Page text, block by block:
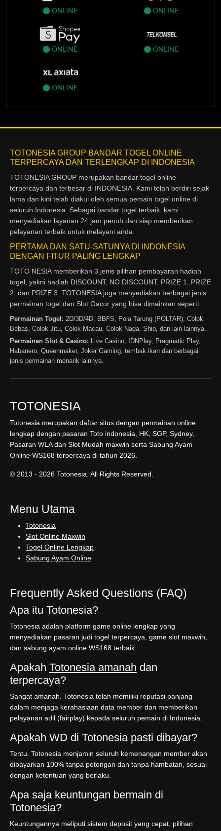
ONLINE ONLINE
ONLINE ONLINE
ONLINE
TOTONESIA GROUP BANDAR TOGEL ONLINE
TERPERCAYA DAN TERLENGKAP DI INDONESIA
TOTONESIA GROUP merupakan bandar togel online
terpercaya dan terbesar di INDONESIA. Kami telah berdiri sejak
lama dan kini telah diakui oleh semua pemain togel online di
seluruh Indonesia. Sebagai bandar togel terbaik, kami
menyediakan layanan 24 jam penuh dan siap memberikan
pelayanan terbaik untuk melayani anda.
PERTAMA DAN SATU-SATUNYA DI INDONESIA
DENGAN FITUR PALING LENGKAP
TOTO NESIA memberikan 3 jenis pilihan pembayaran hadiah
togel, yakni hadiah DISCOUNT, NO DISCOUNT, PRIZE 1, PRIZE
2, dan PRIZE 3. TOTONESIA juga menyediakan berbagai jenis
permainan togel dan Slot Gacor yang bisa dimainkan seperti:
Permainan Togel: 2D/3D/4D, BBFS, Pola Tarung (POLTAR), Colok
Bebas, Colok Jitu, Colok Macau, Colok Naga, Shio, dan lain-lainnya.
Permainan Slot & Casino: Live Casino, IDNPlay, Pragmatic Play,
Habanero, Queenmaker, Joker Gaming, tembak ikan dan berbagai
jenis permainan menarik lainnya.
TOTONESIA
Totonesia merupakan daftar situs dengan permainan online
lengkap dengan pasaran Toto indonesia, HK, SGP, Sydney,
Pasaran WLA dan Slot Mudah maxwin serta Sabung Ayam
Online WS168 terpercaya di tahun 2026.
© 2013 - 2026 Totonesia. All Rights Reserved.
Menu Utama
Totonesia
Slot Online Maxwin
Togel Online Lengkap
Sabung Ayam Online
Frequently Asked Questions (FAQ)
Apa itu Totonesia?
Totonesia adalah platform game online lengkap yang
menyediakan pasaran judi togel terpercaya, game slot maxwin,
dan sabung ayam online WS168 terbaik.
Apakah Totonesia amanah dan
terpercaya?
Sangat amanah. Totonesia telah memiliki reputasi panjang
dalam menjaga kerahasiaan data member dan memberikan
pelayanan adil (fairplay) kepada seluruh pemain di Indonesia.
Apakah WD di Totonesia pasti dibayar?
Tentu. Totonesia menjamin seluruh kemenangan member akan
dibayarkan 100% tanpa potongan dan tanpa hambatan, sesuai
dengan ketentuan yang berlaku.
Apa saja keuntungan bermain di
Totonesia?
Keuntungannya meliputi sistem deposit yang cepat, pilihan